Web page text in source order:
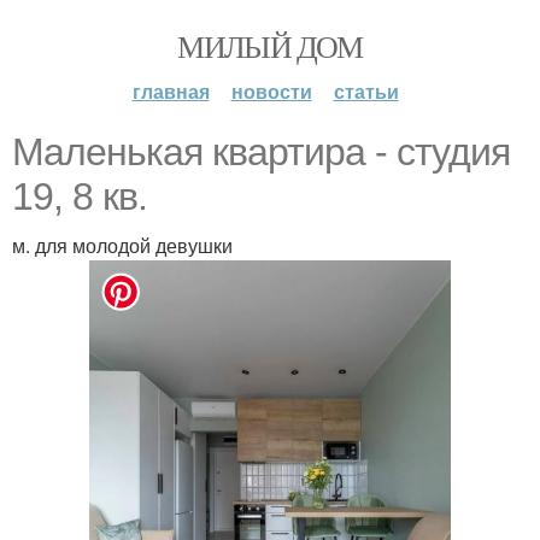
МИЛЫЙ ДОМ
главная новости статьи
Маленькая квартира - студия
19, 8 кв.
м. для молодой девушки